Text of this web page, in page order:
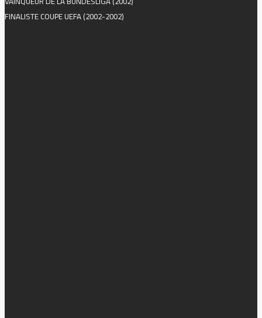
FINALISTE COUPE UEFA (2002-2002)